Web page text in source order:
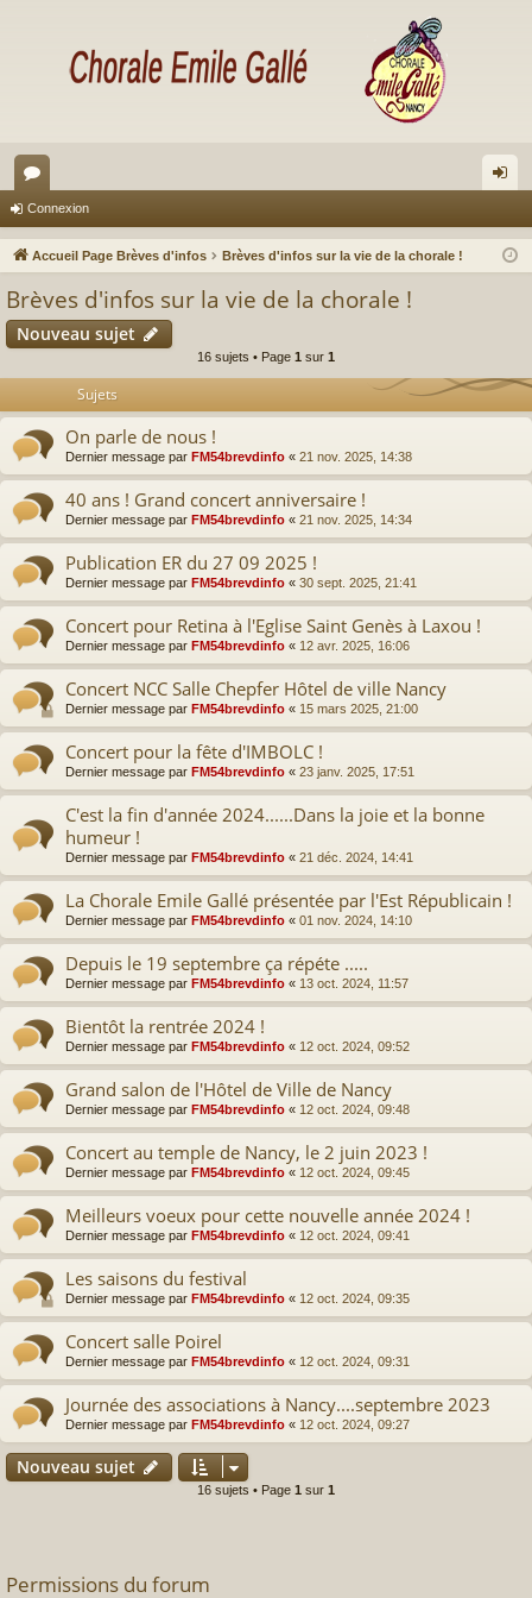
or
u ne
Connexion
Accueil Page Brèves d'infos Brèves d'infos sur la vie de la chorale !
Brèves d'infos sur la vie de la chorale !
Nouveau sujet
16 sujets • Page 1 sur 1
Sujets
On parle de nous !
Dernier message par FM54brevdinfo « 21 nov. 2025, 14:38
40 ans ! Grand concert anniversaire !
Dernier message par FM54brevdinfo « 21 nov. 2025, 14:34
Publication ER du 27 09 2025 !
Dernier message par FM54brevdinfo « 30 sept. 2025, 21:41
Concert pour Retina à l'Eglise Saint Genès à Laxou !
Dernier message par FM54brevdinfo « 12 avr. 2025, 16:06
Concert NCC Salle Chepfer Hôtel de ville Nancy
Dernier message par FM54brevdinfo « 15 mars 2025, 21:00
Concert pour la fête d'IMBOLC !
Dernier message par FM54brevdinfo « 23 janv. 2025, 17:51
C'est la fin d'année 2024......Dans la joie et la bonne
humeur !
Dernier message par FM54brevdinfo « 21 déc. 2024, 14:41
La Chorale Emile Gallé présentée par l'Est Républicain !
Dernier message par FM54brevdinfo « 01 nov. 2024, 14:10
Depuis le 19 septembre ça répéte .....
Dernier message par FM54brevdinfo « 13 oct. 2024, 11:57
Bientôt la rentrée 2024 !
Dernier message par FM54brevdinfo « 12 oct. 2024, 09:52
Grand salon de l'Hôtel de Ville de Nancy
Dernier message par FM54brevdinfo « 12 oct. 2024, 09:48
Concert au temple de Nancy, le 2 juin 2023 !
Dernier message par FM54brevdinfo « 12 oct. 2024, 09:45
Meilleurs voeux pour cette nouvelle année 2024 !
Dernier message par FM54brevdinfo « 12 oct. 2024, 09:41
Les saisons du festival
Dernier message par FM54brevdinfo « 12 oct. 2024, 09:35
Concert salle Poirel
Dernier message par FM54brevdinfo « 12 oct. 2024, 09:31
Journée des associations à Nancy....septembre 2023
Dernier message par FM54brevdinfo « 12 oct. 2024, 09:27
Nouveau sujet
16 sujets • Page 1 sur 1
Permissions du forum